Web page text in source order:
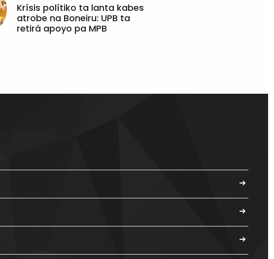
Krísis polítiko ta lanta kabes
atrobe na Boneiru: UPB ta
retirá apoyo pa MPB